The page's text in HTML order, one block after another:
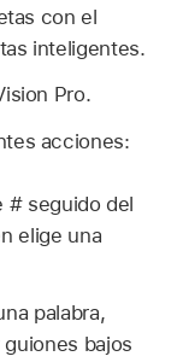
con el
inteligentes.
Pro.
acciones:
# seguido del
elige una
palabra,
bajos